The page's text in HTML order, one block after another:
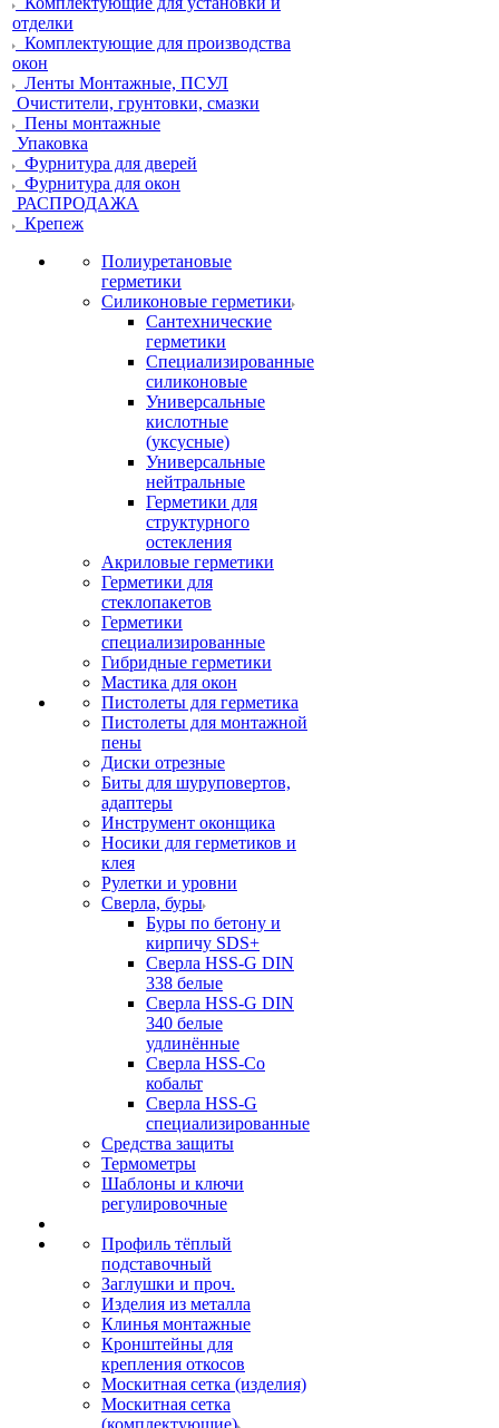
отделки
Комплектующие для производства
окон
Ленты Монтажные, ПСУЛ
Очистители, грунтовки, смазки
Пены монтажные
Упаковка
Фурнитура для дверей
Фурнитура для окон
РАСПРОДАЖА
Крепеж
Полиуретановые
герметики
Силиконовые герметики
Сантехнические
герметики
Специализированные
силиконовые
Универсальные
кислотные
(уксусные)
Универсальные
нейтральные
Герметики для
структурного
остекления
Акриловые герметики
Герметики для
стеклопакетов
Герметики
специализированные
Гибридные герметики
Мастика для окон
Пистолеты для герметика
Пистолеты для монтажной
пены
Диски отрезные
Биты для шуруповертов,
адаптеры
Инструмент оконщика
Носики для герметиков и
клея
Рулетки и уровни
Сверла, буры
Буры по бетону и
кирпичу SDS+
Сверла HSS-G DIN
338 белые
Сверла HSS-G DIN
340 белые
удлинённые
Сверла HSS-Co
кобальт
Сверла HSS-G
специализированные
Средства защиты
Термометры
Шаблоны и ключи
регулировочные
Профиль тёплый
подставочный
Заглушки и проч.
Изделия из металла
Клинья монтажные
Кронштейны для
крепления откосов
Москитная сетка (изделия)
Москитная сетка
(комплектующие)